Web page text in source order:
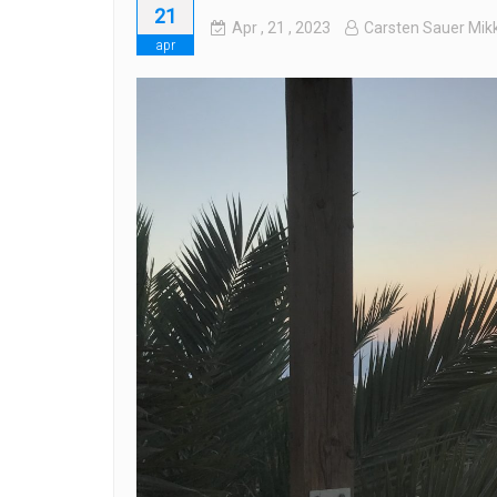
21
apr
Apr , 21 , 2023 Carsten Sauer